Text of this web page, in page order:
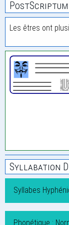
PostScriptum
Les êtres ont
Syllabation
Syllabes
Phonétique :